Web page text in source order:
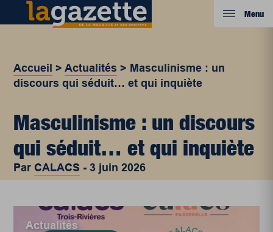
Menu
Accueil >Actualités > Masculinisme : un
discours qui séduit… et qui inquiète
Masculinisme : un discours
qui séduit… et qui inquiète
Par CALACS -3 juin 2026
Actualités